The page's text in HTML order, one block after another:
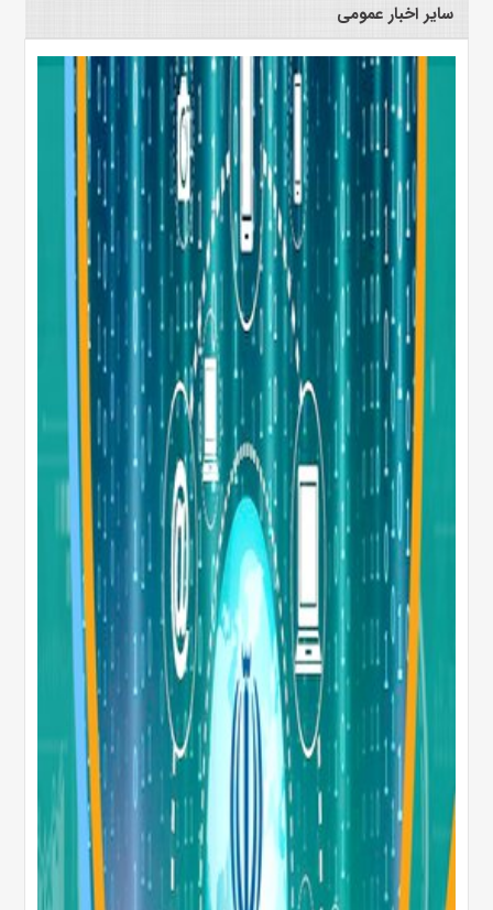
سایر اخبار عمومی